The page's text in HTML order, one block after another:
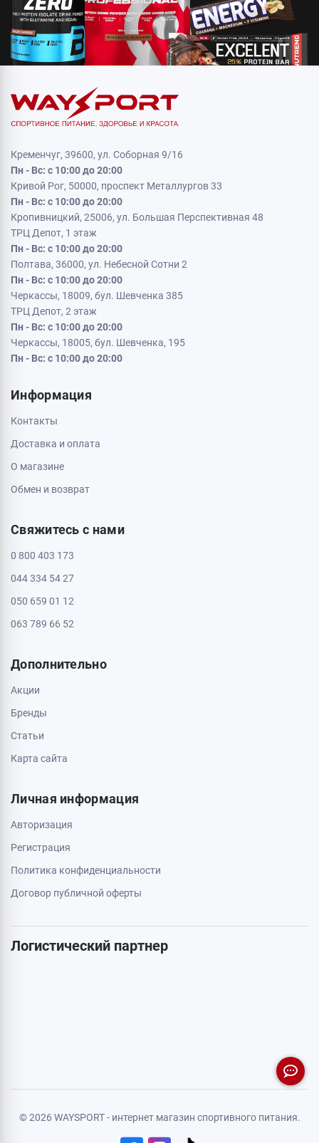
Кременчуг, 39600, ул. Соборная 9/16
Пн - Вс: с 10:00 до 20:00
Кривой Рог, 50000, проспект Металлургов 33
Пн - Вс: с 10:00 до 20:00
Кропивницкий, 25006, ул. Большая Перспективная 48
ТРЦ Депот, 1 этаж
Пн - Вс: с 10:00 до 20:00
Полтава, 36000, ул. Небесной Сотни 2
Пн - Вс: с 10:00 до 20:00
Черкассы, 18009, бул. Шевченка 385
ТРЦ Депот, 2 этаж
Пн - Вс: с 10:00 до 20:00
Черкассы, 18005, бул. Шевченка, 195
Пн - Вс: с 10:00 до 20:00
Информация
Контакты
Доставка и оплата
О магазине
Обмен и возврат
Свяжитесь с нами
0 800 403 173
044 334 54 27
050 659 01 12
063 789 66 52
Дополнительно
Акции
Бренды
Статьи
Карта сайта
Личная информация
Авторизация
Регистрация
Политика конфиденциальности
Договор публичной оферты
Логистический партнер
© 2026 WAYSPORT - интернет магазин спортивного питания.